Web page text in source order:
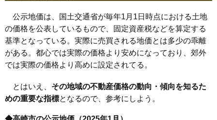
90 浜川町 9.3万円 923万円 1.7%
91 吉井町池 9.3万円 836万円 -0.7%
92 島野町 9.3万円 1,177万円 -1.7%
9.3万円
95 箕郷町下芝 9.2万円 760万円 -0.1%
96 吉井町吉井川 9.2万円 674万円
97 町屋町 9.2万円
公示地価は、国土交通省が毎年1月1日時点における土地
の価格を公表しているもので、固定資産税などを算定する
基準となっている。実際に売買される地価とは多少の乖離
がある。都心では実際の価格より安めになっており、郊外
では実際の価格より高めに設定されてる。
とはいえ、 その地域の不動産価格の動向・傾向を知るた
めの重要な指標となるので、参考にしよう。